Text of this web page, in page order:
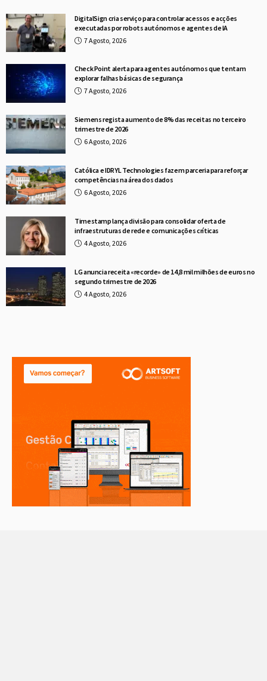
DigitalSign cria serviço para controlar acessos e acções
executadas por robots autónomos e agentes de IA
7 Agosto, 2026
Check Point alerta para agentes autónomos que tentam
explorar falhas básicas de segurança
7 Agosto, 2026
Siemens regista aumento de 8% das receitas no terceiro
trimestre de 2026
6 Agosto, 2026
Católica e IDRYL Technologies fazem parceria para reforçar
competências na área dos dados
6 Agosto, 2026
Timestamp lança divisão para consolidar oferta de
infraestruturas de rede e comunicações críticas
4 Agosto, 2026
LG anuncia receita «recorde» de 14,8 mil milhões de euros no
segundo trimestre de 2026
4 Agosto, 2026